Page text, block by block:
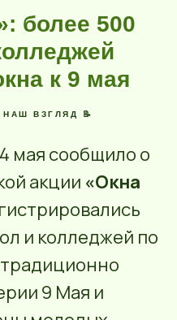
более 500
к 9 мая
НАШ ВЗГЛЯД 📝
мая сообщило о
акции «Окна
и колледжей по
9 Мая и